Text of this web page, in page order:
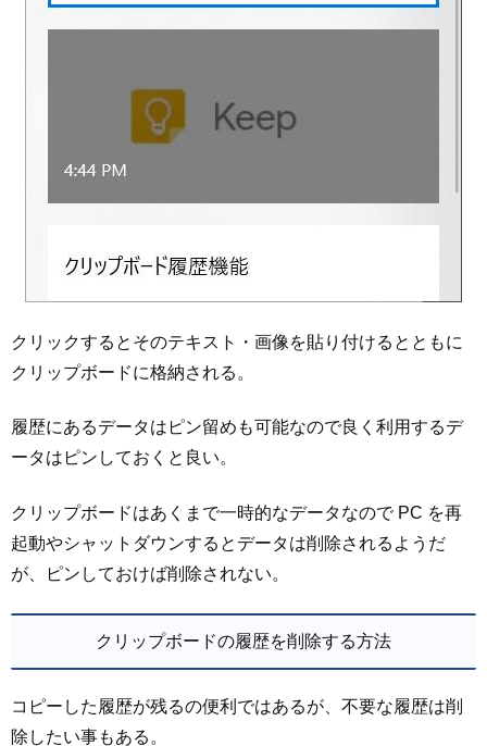
クリックするとそのテキスト・画像を貼り付けるとともに
クリップボードに格納される。
履歴にあるデータはピン留めも可能なので良く利用するデ
ータはピンしておくと良い。
クリップボードはあくまで一時的なデータなので PC を再
起動やシャットダウンするとデータは削除されるようだ
が、ピンしておけば削除されない。
クリップボードの履歴を削除する方法
コピーした履歴が残るの便利ではあるが、不要な履歴は削
除したい事もある。